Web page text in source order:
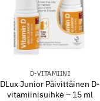
D-VITAMIINI
DLux Junior Päivittäinen D-
vitamiinisuihke – 15 ml